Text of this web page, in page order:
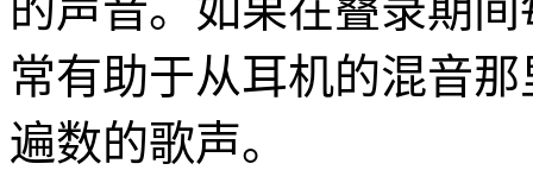
常有助于从耳机的混音
遍数的歌声。